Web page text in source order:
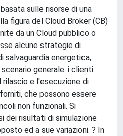
sulle risorse di una
figura del Cloud Broker (CB)
da un Cloud pubblico o
alcune strategie di
salvaguardia energetica,
generale: i clienti
e l'esecuzione di
che possono essere
non funzionali. Si
dei risultati di simulazione
ed a sue variazioni. ? In